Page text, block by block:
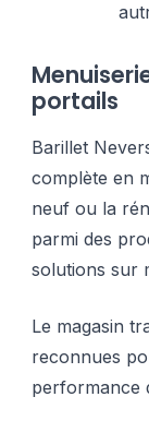
portails
Barillet
complète en
neuf ou la
parmi des
solutions sur
Le magasin
reconnues
performance